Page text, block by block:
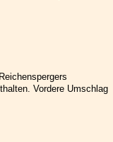
Vordere Umschlag